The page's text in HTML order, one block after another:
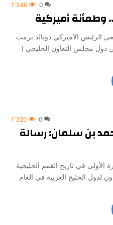
0 1٬240
أميركية
الرئيس الأميركي دونالد ترمب
دول مجلس التعاون الخليجي (
0 1٬220
بن سلمان: رسالة
في تاريخ القمم الخليجية
لدول الخليج العربية في العام